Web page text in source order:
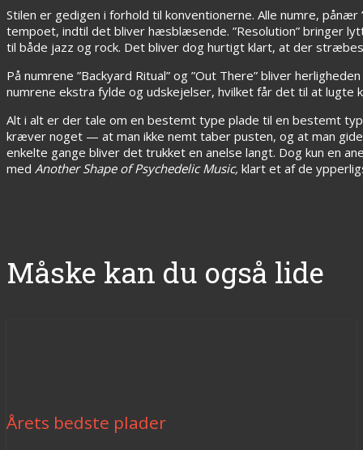
Stilen er gedigen i forhold til konventionerne. Alle numre,
tempoet, indtil det bliver hæsblæsende. ”Resolution” bringer
til både jazz og rock. Det bliver dog hurtigt klart, at der
På numrene ”Backyard Ritual” og ”Out There” bliver
numrene ekstra fylde og udskejelser, hvilket får det til at lugte
Alt i alt er der tale om en bestemt type plade til en bestemt
kræver noget — at man ikke nemt taber pusten, og at man
enkelte gange bliver det trukket en anelse langt. Dog kun en
med Another Shape of Psychedelic Music, klart et af de
Måske kan du også lide
Årets bedste plader